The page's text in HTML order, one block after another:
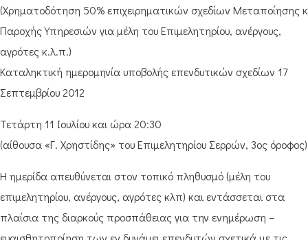
(Χρηματοδότηση 50% επιχειρηματικών σχεδίων Μεταποίησης
Παροχής Υπηρεσιών για μέλη του Επιμελητηρίου, ανέργους,
αγρότες κ.λ.π.)
Καταληκτική ημερομηνία υποβολής επενδυτικών σχεδίων 17
Σεπτεμβρίου 2012
Τετάρτη 11 Ιουλίου και ώρα 20:30
(αίθουσα «Γ. Χρηστίδης» του Επιμελητηρίου Σερρών, 3ος όροφος)
Η ημερίδα απευθύνεται στον τοπικό πληθυσμό (μέλη του
επιμελητηρίου, ανέργους, αγρότες κλπ) και εντάσσεται στα
πλαίσια της διαρκούς προσπάθειας για την ενημέρωση –